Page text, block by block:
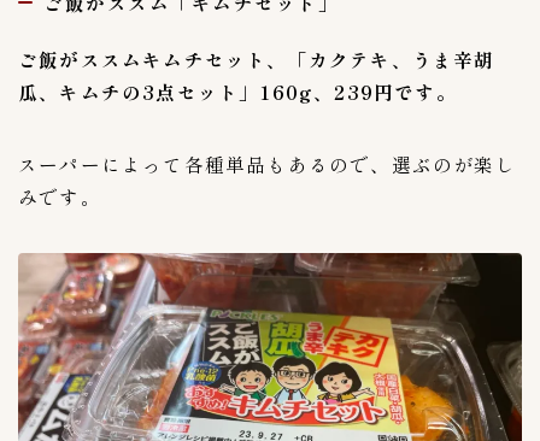
ご飯がススムキムチセット、「カクテキ、うま辛胡
瓜、キムチの3点セット」160g、239円です。
スーパーによって各種単品もあるので、選ぶのが楽し
みです。